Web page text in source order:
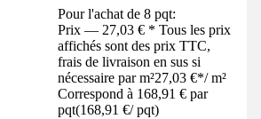
Pour l'achat de 8 pqt:
Prix — 27,03 € * Tous les prix
affichés sont des prix TTC,
frais de livraison en sus si
nécessaire par m²27,03 €*/ m²
Correspond à 168,91 € par
pqt(168,91 €/ pqt)